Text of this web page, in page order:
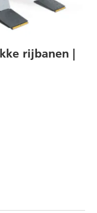
rijbanen |